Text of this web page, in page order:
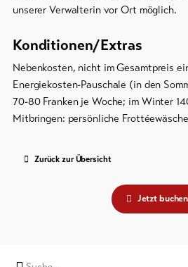
unserer Verwalterin vor Ort möglich.
Konditionen/Extras
Nebenkosten, nicht im Gesamtpreis
Energiekosten-Pauschale (in den
70-80 Franken je Woche; im Winter
Mitbringen: persönliche
Zurück zur Übersicht
Jetzt buchen